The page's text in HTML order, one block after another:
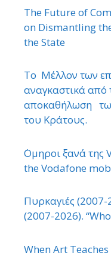
The Future of
on Dismantling
the State
Το Μέλλον των
αναγκαστικά
αποκαθήλωση των
του Κράτους.
΄Ομηροι ξανά
the Vodafone
Πυρκαγιές (2007-
(2007-2026).
When Art